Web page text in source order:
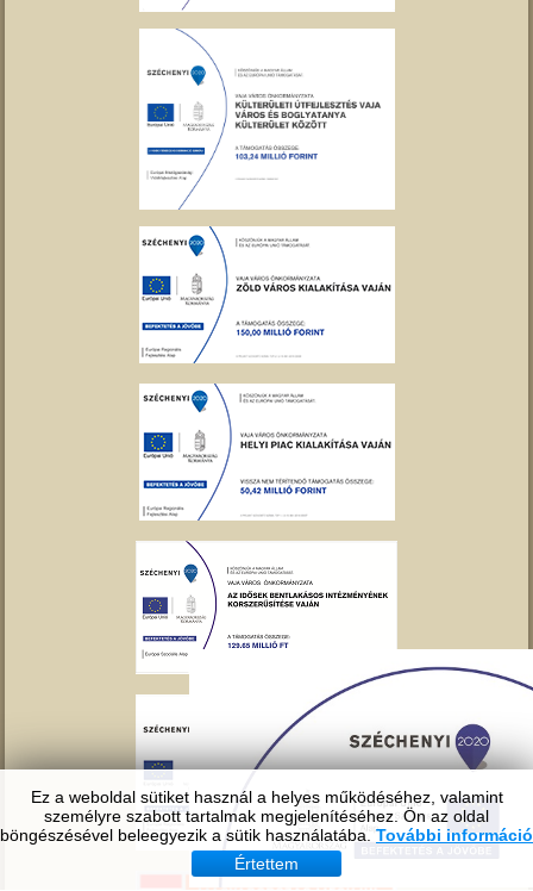
Ez a weboldal sütiket használ a helyes működéséhez, valamint
személyre szabott tartalmak megjelenítéséhez. Ön az oldal
böngészésével beleegyezik a sütik használatába. További információ
Értettem